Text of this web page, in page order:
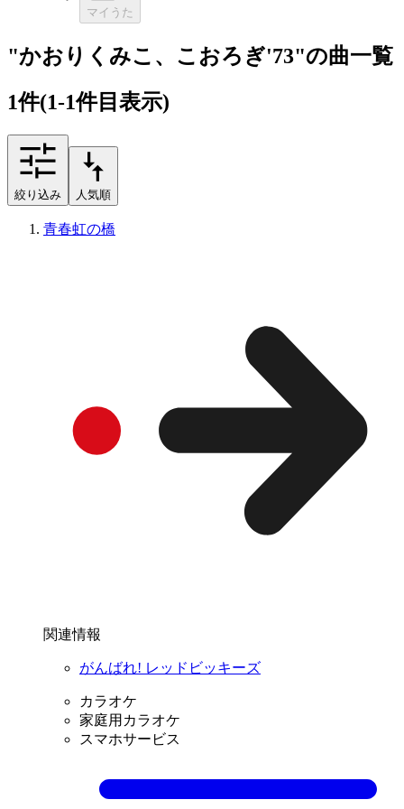
マイうた
"かおりくみこ、こおろぎ'73"の曲一覧
1件(1-1件目表示)
絞り込み 人気順
青春虹の橋
関連情報
がんばれ! レッドビッキーズ
カラオケ
家庭用カラオケ
スマホサービス